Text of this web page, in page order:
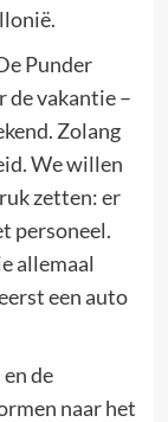
Punder
de vakantie –
Zolang
We willen
zetten: er
personeel.
allemaal
een auto
de
naar het